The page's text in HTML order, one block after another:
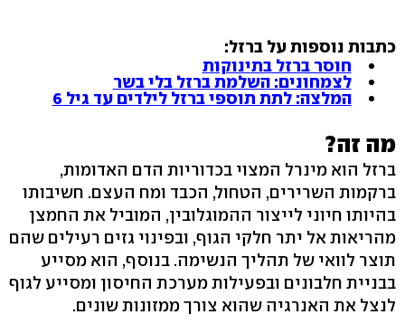
כתבות נוספות על ברזל:
חוסר ברזל בתינוקות
לצמחונים: השלמת ברזל בלי בשר
המלצה: לתת תוספי ברזל לילדים עד גיל 6
מה זה?
ברזל הוא מינרל המצוי בכדוריות הדם האדומות,
ברקמות השרירים, הטחול, הכבד ומח העצם. חשיבותו
בהיותו חיוני לייצור ההמוגלובין, המוביל את החמצן
מהריאות אל יתר חלקי הגוף, ובפינוי גזים רעילים שהם
תוצר לוואי של תהליך הנשימה. בנוסף, הוא מסייע
בבניית חלבונים ובפעילות מערכת החיסון ומסייע לגוף
לנצל את האנרגיה שהוא צורך ממזונות שונים.